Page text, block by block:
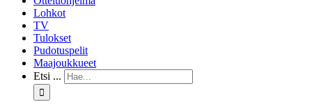
Lohkot
TV
Tulokset
Pudotuspelit
Maajoukkueet
Etsi ...